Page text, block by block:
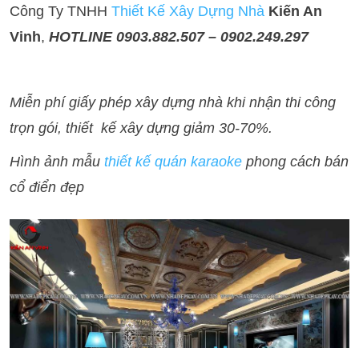
Công Ty TNHH Thiết Kế Xây Dựng Nhà Kiến An
Vinh, HOTLINE 0903.882.507 – 0902.249.297
Miễn phí giấy phép xây dựng nhà khi nhận thi công
trọn gói, thiết kế xây dựng giảm 30-70%.
Hình ảnh mẫu thiết kế quán karaoke phong cách bán
cổ điển đẹp